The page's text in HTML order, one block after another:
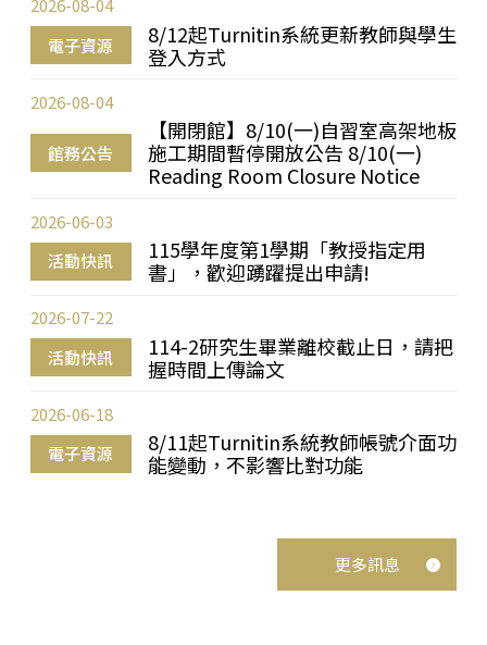
電子資源
8/12起Turnitin系統更新教師與學生
登入方式
2026-08-04
館務公告
【開閉館】8/10(一)自習室高架地板
施工期間暫停開放公告 8/10(一)
Reading Room Closure Notice
2026-08-04
活動快訊
115學年度第1學期「教授指定用
書」，歡迎踴躍提出申請!
2026-06-03
活動快訊
114-2研究生畢業離校截止日，請把
握時間上傳論文
2026-07-22
電子資源
8/11起Turnitin系統教師帳號介面功
能變動，不影響比對功能
2026-06-18
更多訊息